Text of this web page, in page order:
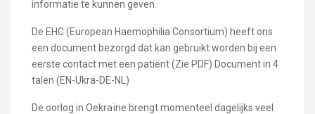
informatie te kunnen geven.
De EHC (European Haemophilia Consortium) heeft ons
een document bezorgd dat kan gebruikt worden bij een
eerste contact met een patiënt (Zie PDF) Document in 4
talen (EN-Ukra-DE-NL)
De oorlog in Oekraïne brengt momenteel dagelijks veel